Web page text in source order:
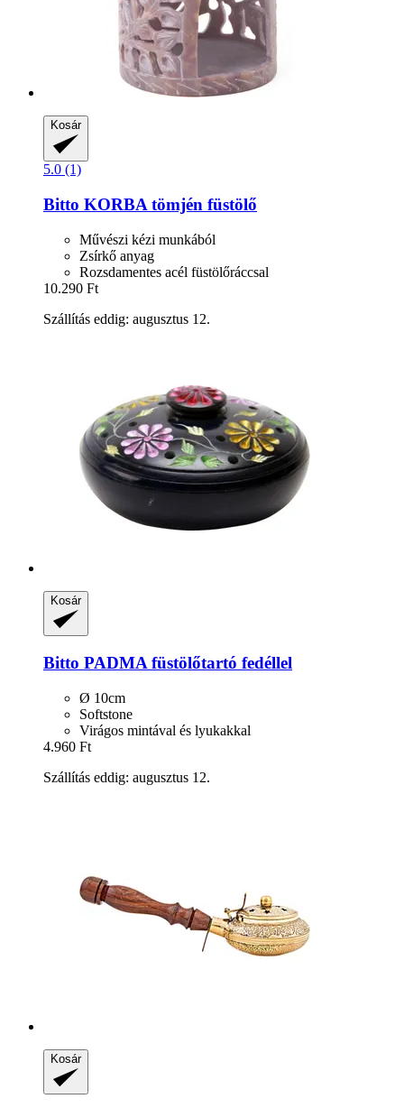
Kosár
5.0 (1)
Bitto KORBA tömjén füstölő
Művészi kézi munkából
Zsírkő anyag
Rozsdamentes acél füstölőráccsal
10.290 Ft
Szállítás eddig: augusztus 12.
Kosár
Bitto PADMA füstölőtartó fedéllel
Ø 10cm
Softstone
Virágos mintával és lyukakkal
4.960 Ft
Szállítás eddig: augusztus 12.
Kosár